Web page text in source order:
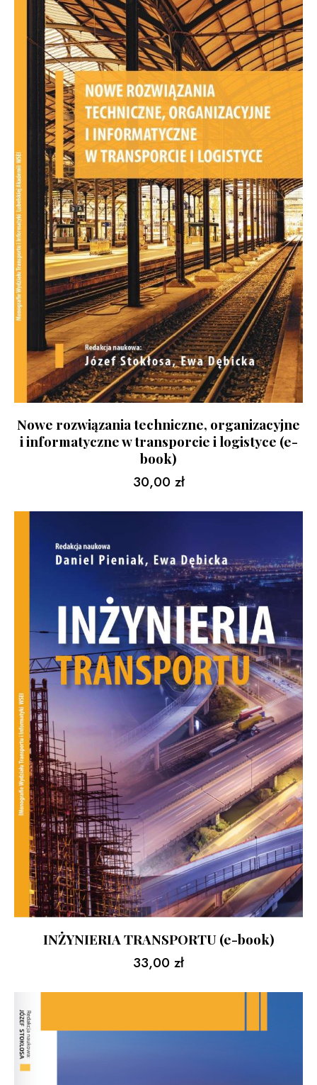
Nowe rozwiązania techniczne, organizacyjne
i informatyczne w transporcie i logistyce (e-
book)
30,00 zł
INŻYNIERIA TRANSPORTU (e-book)
33,00 zł